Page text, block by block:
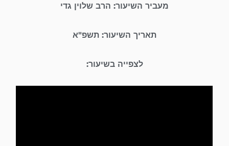
מעביר השיעור: הרב שלוין גדי
תאריך השיעור: תשפ"א
לצפייה בשיעור: